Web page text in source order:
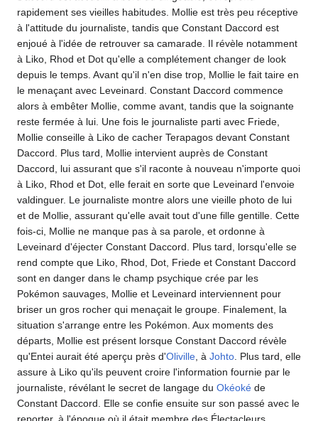
rapidement ses vieilles habitudes. Mollie est très peu réceptive
à l'attitude du journaliste, tandis que Constant Daccord est
enjoué à l'idée de retrouver sa camarade. Il révèle notamment
à Liko, Rhod et Dot qu'elle a complétement changer de look
depuis le temps. Avant qu'il n'en dise trop, Mollie le fait taire en
le menaçant avec Leveinard. Constant Daccord commence
alors à embêter Mollie, comme avant, tandis que la soignante
reste fermée à lui. Une fois le journaliste parti avec Friede,
Mollie conseille à Liko de cacher Terapagos devant Constant
Daccord. Plus tard, Mollie intervient auprès de Constant
Daccord, lui assurant que s'il raconte à nouveau n'importe quoi
à Liko, Rhod et Dot, elle ferait en sorte que Leveinard l'envoie
valdinguer. Le journaliste montre alors une vieille photo de lui
et de Mollie, assurant qu'elle avait tout d'une fille gentille. Cette
fois-ci, Mollie ne manque pas à sa parole, et ordonne à
Leveinard d'éjecter Constant Daccord. Plus tard, lorsqu'elle se
rend compte que Liko, Rhod, Dot, Friede et Constant Daccord
sont en danger dans le champ psychique crée par les
Pokémon sauvages, Mollie et Leveinard interviennent pour
briser un gros rocher qui menaçait le groupe. Finalement, la
situation s'arrange entre les Pokémon. Aux moments des
départs, Mollie est présent lorsque Constant Daccord révèle
qu'Entei aurait été aperçu près d'Oliville, à Johto. Plus tard, elle
assure à Liko qu'ils peuvent croire l'information fournie par le
journaliste, révélant le secret de langage du Okéoké de
Constant Daccord. Elle se confie ensuite sur son passé avec le